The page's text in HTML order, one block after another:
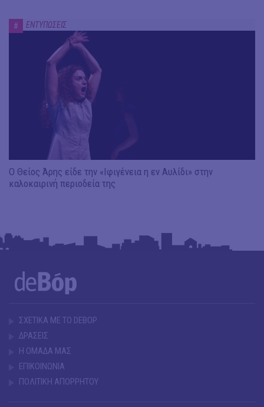
# ΕΝΤΥΠΩΣΕΙΣ
Ο Θείος Άρης είδε την «Ιφιγένεια η εν Αυλίδι» στην
καλοκαιρινή περιοδεία της
ΣΧΕΤΙΚΑ ΜΕ ΤΟ DEBOP
ΔΡΑΣΕΙΣ
Η ΟΜΑΔΑ ΜΑΣ
ΕΠΙΚΟΙΝΩΝΙΑ
ΠΟΛΙΤΙΚΗ ΑΠΟΡΡΗΤΟΥ